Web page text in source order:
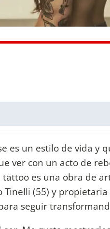
es un estilo de vida y
ver con un acto de
es una obra de
(55) y
seguir